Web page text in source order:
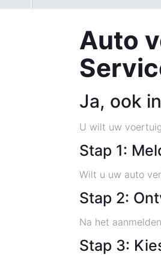
Auto
Ja, ook
U wilt uw
Stap 1:
Wilt u uw auto
Stap 2:
Na het
Stap 3: